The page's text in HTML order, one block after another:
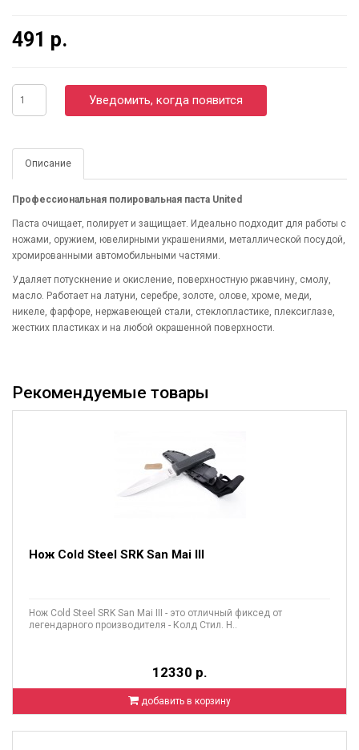
491 р.
Уведомить, когда появится
Описание
Профессиональная полировальная паста United
Паста очищает, полирует и защищает. Идеально подходит для работы с
ножами, оружием, ювелирными украшениями, металлической посудой,
хромированными автомобильными частями.
Удаляет потускнение и окисление, поверхностную ржавчину, смолу,
масло. Работает на латуни, серебре, золоте, олове, хроме, меди,
никеле, фарфоре, нержавеющей стали, стеклопластике, плексиглазе,
жестких пластиках и на любой окрашенной поверхности.
Рекомендуемые товары
Нож Cold Steel SRK San Mai III
Нож Cold Steel SRK San Mai III - это отличный фиксед от
легендарного производителя - Колд Стил. Н..
12330 р.
добавить в корзину